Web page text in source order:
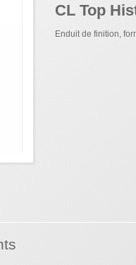
CL Top
Enduit de finition,